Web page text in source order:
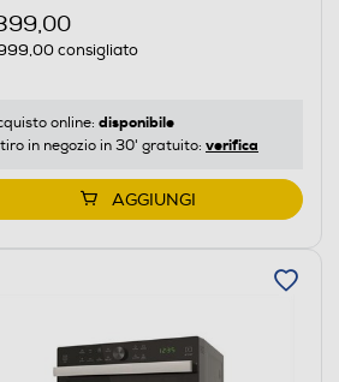
consigliato
online: disponibile
in negozio in 30' gratuito: verifica
AGGIUNGI